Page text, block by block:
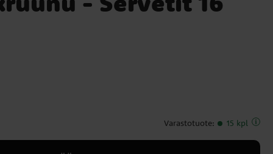
Varastotuote: 15 kpl